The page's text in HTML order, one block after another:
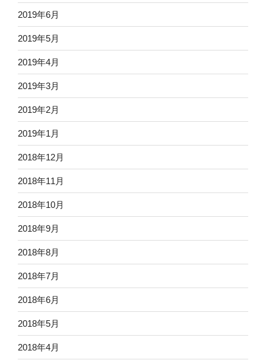
2019年6月
2019年5月
2019年4月
2019年3月
2019年2月
2019年1月
2018年12月
2018年11月
2018年10月
2018年9月
2018年8月
2018年7月
2018年6月
2018年5月
2018年4月